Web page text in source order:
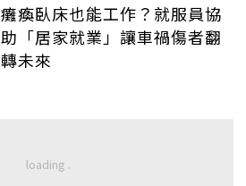
癱瘓臥床也能工作？就服員協
助「居家就業」讓車禍傷者翻
轉未來